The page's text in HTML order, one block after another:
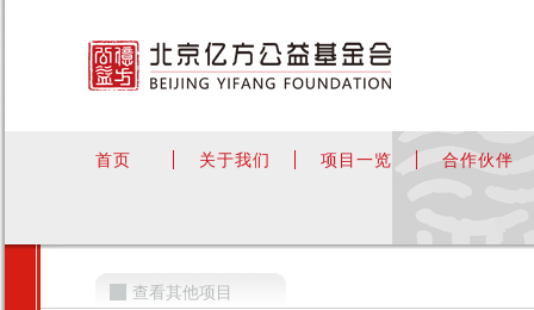
首页 关于我们 项目一览 合作伙伴
查看其他项目